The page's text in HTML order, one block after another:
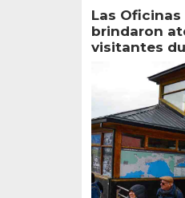
Las
brindaron
visitantes